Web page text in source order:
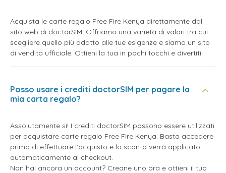
Acquista le carte regalo Free Fire Kenya direttamente dal
sito web di doctorSIM. Offriamo una varietà di valori tra cui
scegliere quello più adatto alle tue esigenze e siamo un sito
di vendita ufficiale. Ottieni la tua in pochi tocchi e divertiti!
Posso usare i crediti doctorSIM per pagare la
mia carta regalo?
Assolutamente sì! I crediti doctorSIM possono essere utilizzati
per acquistare carte regalo Free Fire Kenya. Basta accedere
prima di effettuare l'acquisto e lo sconto verrà applicato
automaticamente al checkout.
Non hai ancora un account? Creane uno ora e ottieni il tuo